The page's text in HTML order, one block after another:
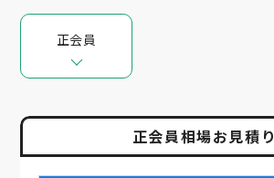
正会員
正会員相場お見積り